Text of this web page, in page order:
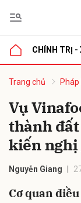
CHÍNH TRỊ -
Trang chủ
Vụ
thành đất
kiến nghị
Nguyễn Giang
Cơ quan
luận